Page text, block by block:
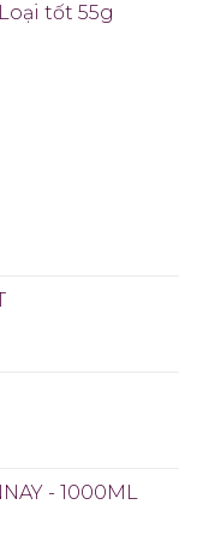
tốt 55g
- 1000ML